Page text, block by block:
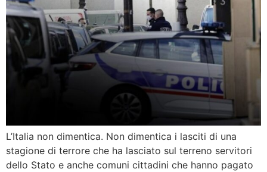
L’Italia non dimentica. Non dimentica i lasciti di una
stagione di terrore che ha lasciato sul terreno servitori
dello Stato e anche comuni cittadini che hanno pagato